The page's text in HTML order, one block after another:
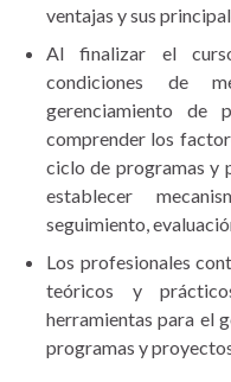
ventajas y sus
Al finalizar el
condiciones de
gerenciamiento de
comprender los
ciclo de programas y
establecer
seguimiento,
Los profesionales
teóricos y
herramientas para el
programas y